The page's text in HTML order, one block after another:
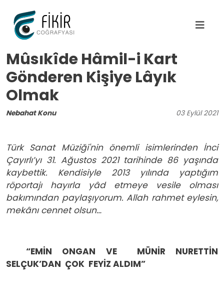
Mûsıkîde Hâmil-i Kart
Gönderen Kişiye Lâyık
Olmak
Nebahat Konu 03 Eylül 2021
Türk Sanat Müziği'nin önemli isimlerinden İnci
Çayırlı’yı 31. Ağustos 2021 tarihinde 86 yaşında
kaybettik. Kendisiyle 2013 yılında yaptığım
röportajı hayırla yâd etmeye vesile olması
bakımından paylaşıyorum. Allah rahmet eylesin,
mekânı cennet olsun…
“EMİN ONGAN VE MÜNİR NURETTİN
SELÇUK’DAN ÇOK FEYİZ ALDIM”